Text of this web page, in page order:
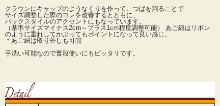
クラウンにキャップのようなくりを作って、つばを割ることで
サイズ調整した際のヨレを改善するとともに、
バックスタイルのアクセントにもなっています。
（基準サイズマイナス2cm～プラス1cm程度調整可能） あご紐はリボン
のように垂れしてかぶってもポイントになって良い感じ。
＊あご紐は取り外しも可能
手洗い可能なので普段使いにもピッタリです。